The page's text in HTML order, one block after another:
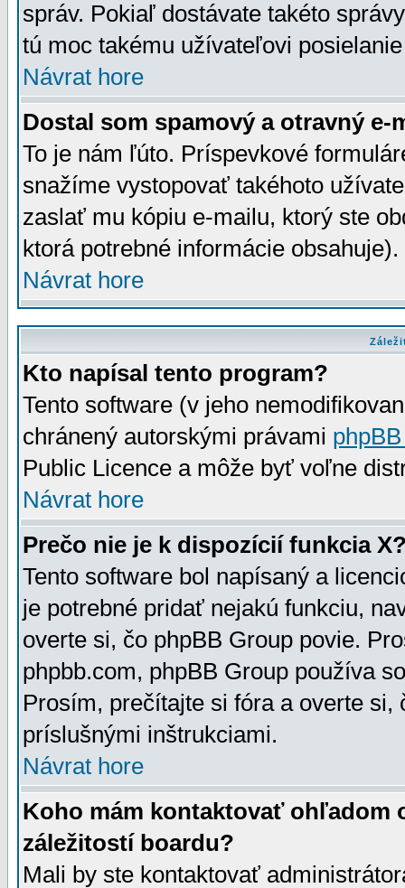
správ. Pokiaľ dostávate takéto
tú moc takému užívateľovi
Návrat hore
Dostal som spamový a otravný e-
To je nám ľúto. Príspevkové
snažíme vystopovať takéhoto
zaslať mu kópiu e-mailu, ktorý ste
ktorá potrebné informácie
Návrat hore
Kto napísal tento program?
Tento software (v jeho
chránený autorskými právami
Public Licence a môže byť voľne
Návrat hore
Prečo nie je k dispozícií funkcia
Tento software bol napísaný a
je potrebné pridať nejakú funkciu,
overte si, čo phpBB Group povie.
phpbb.com, phpBB Group používa
Prosím, prečítajte si fóra a overte
príslušnými inštrukciami.
Návrat hore
Koho mám kontaktovať ohľadom
záležitostí boardu?
Mali by ste kontaktovať